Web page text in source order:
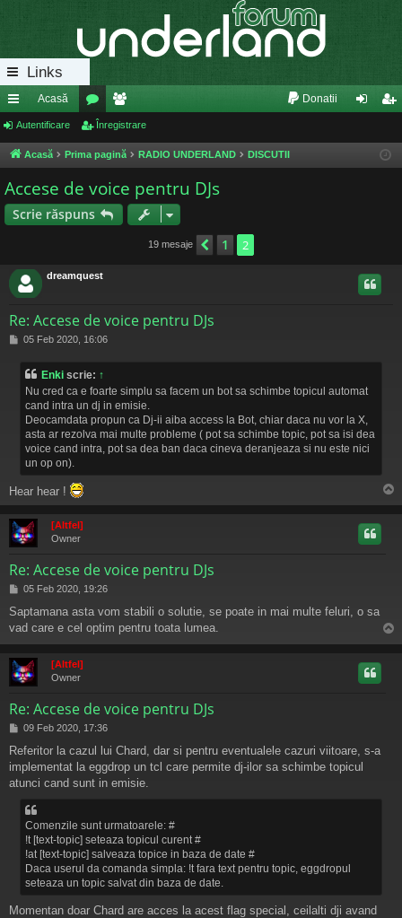
Links
eg
ăt
uri
ra
Acasă
or
u
uri
e
m
Donatii
eg
Autentificare Înregistrare
Acasă Prima pagină RADIO UNDERLAND DISCUTII
Accese de voice pentru DJs
Scrie răspuns
19 mesaje Anterior
1 2
dreamquest
Re: Accese de voice pentru DJs
M
05 Feb 2020, 16:06
Enki scrie: ↑
Nu cred ca e foarte simplu sa facem un bot sa schimbe topicul automat
cand intra un dj in emisie.
Deocamdata propun ca Dj-ii aiba access la Bot, chiar daca nu vor la X,
asta ar rezolva mai multe probleme ( pot sa schimbe topic, pot sa isi dea
voice cand intra, pot sa dea ban daca cineva deranjeaza si nu este nici
un op on).
Hear hear !
u
[Altfel]
Owner
Re: Accese de voice pentru DJs
M
s
a
05 Feb 2020, 19:26
Saptamana asta vom stabili o solutie, se poate in mai multe feluri, o sa
vad care e cel optim pentru toata lumea.
u
[Altfel]
Owner
Re: Accese de voice pentru DJs
M
s
a
j
09 Feb 2020, 17:36
Referitor la cazul lui Chard, dar si pentru eventualele cazuri viitoare, s-a
implementat la eggdrop un tcl care permite dj-ilor sa schimbe topicul
atunci cand sunt in emisie.
Comenzile sunt urmatoarele: #
!t [text-topic] seteaza topicul curent #
!at [text-topic] salveaza topice in baza de date #
Daca userul da comanda simpla: !t fara text pentru topic, eggdropul
seteaza un topic salvat din baza de date.
Momentan doar Chard are acces la acest flag special, ceilalti dji avand